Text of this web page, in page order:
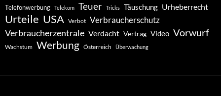
Telefonwerbung Telekom Teuer Tricks Täuschung Urheberrecht
Urteile USA Verbot Verbraucherschutz
Verbraucherzentrale Verdacht Vertrag Video Vorwurf
Wachstum Werbung Österreich Überwachung